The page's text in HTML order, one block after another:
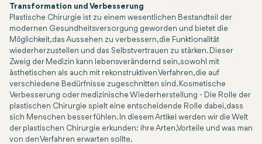
Transformation und Verbesserung
Plastische Chirurgie ist zu einem wesentlichen Bestandteil der
modernen Gesundheitsversorgung geworden und bietet die
Möglichkeit, das Aussehen zu verbessern, die Funktionalität
wiederherzustellen und das Selbstvertrauen zu stärken. Dieser
Zweig der Medizin kann lebensverändernd sein, sowohl mit
ästhetischen als auch mit rekonstruktiven Verfahren, die auf
verschiedene Bedürfnisse zugeschnitten sind. Kosmetische
Verbesserung oder medizinische Wiederherstellung - Die Rolle der
plastischen Chirurgie spielt eine entscheidende Rolle dabei, dass
sich Menschen besser fühlen. In diesem Artikel werden wir die Welt
der plastischen Chirurgie erkunden: ihre Arten, Vorteile und was man
von den Verfahren erwarten sollte.